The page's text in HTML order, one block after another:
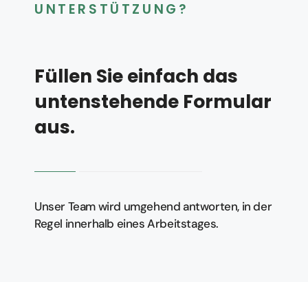
UNTERSTÜTZUNG?
Füllen Sie einfach das
untenstehende Formular
aus.
Unser Team wird umgehend antworten, in der
Regel innerhalb eines Arbeitstages.